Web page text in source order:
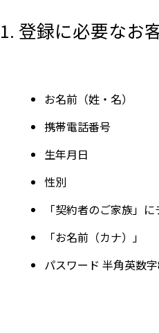
1. 登録に必要なお
お名前（姓・名）
携帯電話番号
生年月日
性別
「契約者のご家族」
「お名前（カナ）」
パスワード 半角英数